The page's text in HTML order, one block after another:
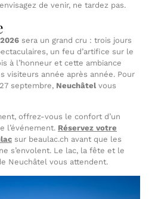
de venir, ne tardez pas.
sera un grand cru : trois jours
un feu d’artifice sur le
à l’honneur et cette ambiance
visiteurs année après année. Pour
septembre, Neuchâtel vous
offrez-vous le confort d’un
l’événement. Réservez votre
sur beaulac.ch avant que les
s’envolent. Le lac, la fête et le
Neuchâtel vous attendent.